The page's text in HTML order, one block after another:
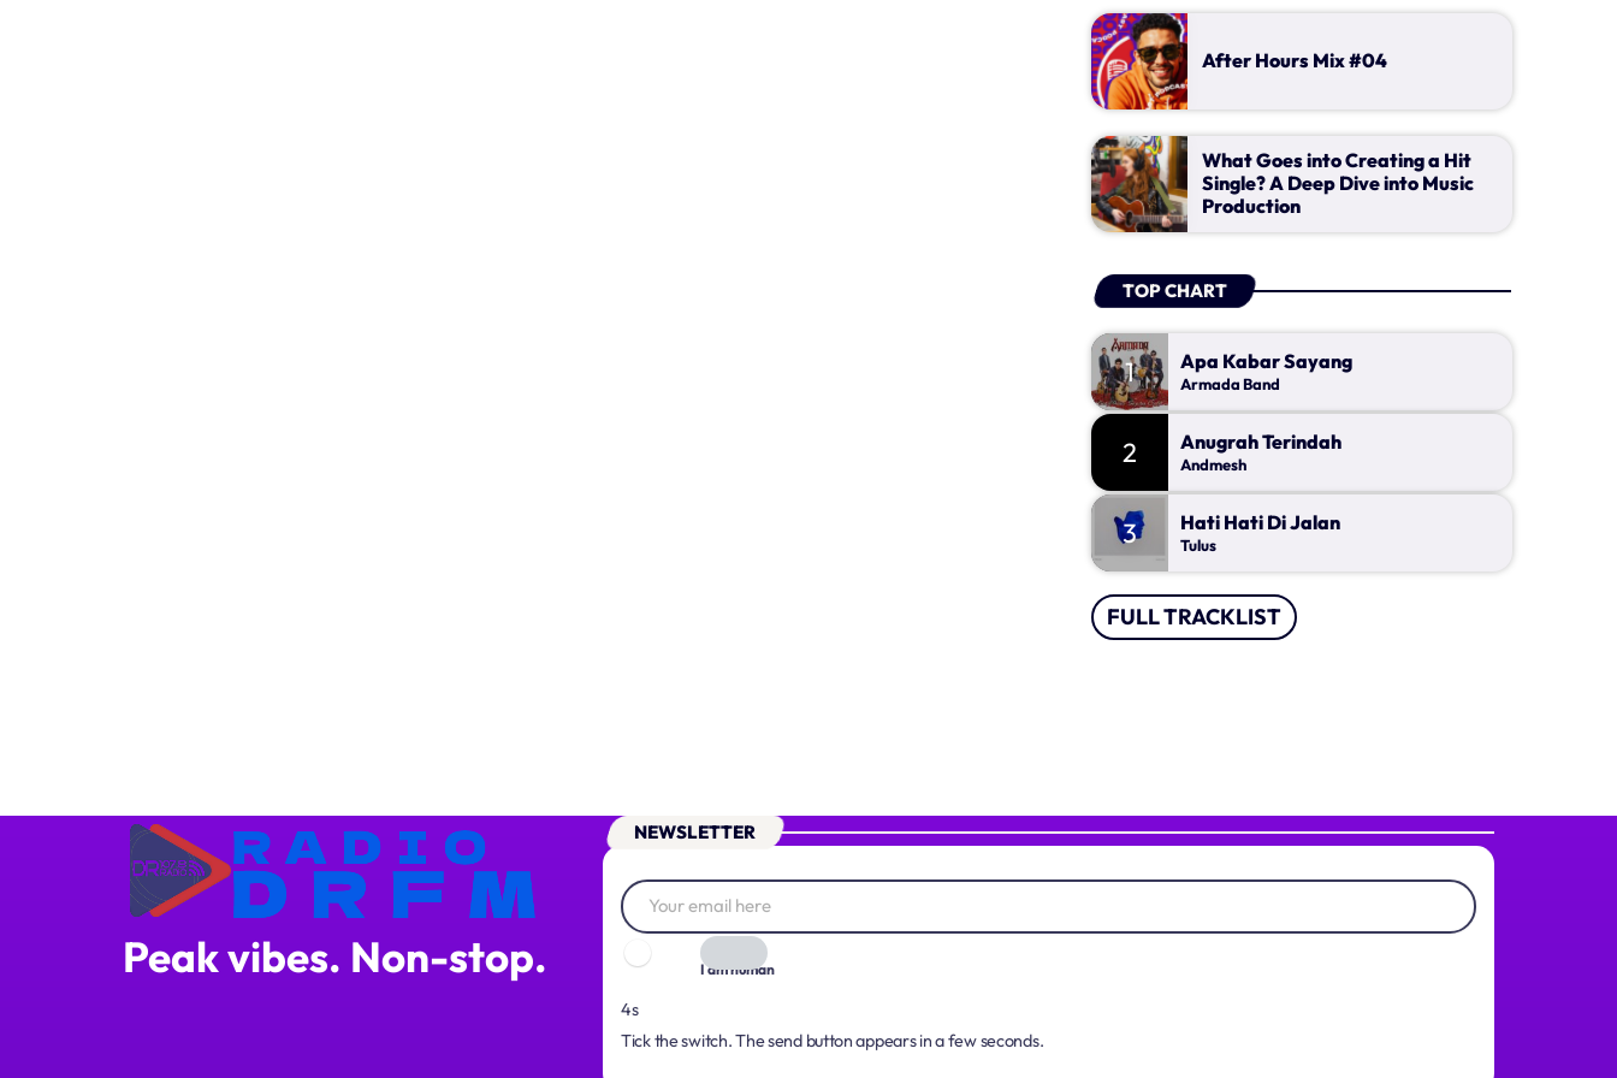
Mendengarkan lagu dangdut memang asyik, maka
jangan biarkan jari dan kaki anda tidak bisa
terkendali terbawa alunan musik dangdut. waktunya
untuk ikutan dengan request atau sekedar kasih
salam untuk teman . wah di jamin kamu seneng deh...
1 Armada Band
2 Anugrah Terindah
Andmesh
3 Hati Hati Di Jalan
Tulus
CATEGORIES
Upcoming shows
Lagu Soneta
With Alfat Asgar
20:00 - 23:00
Presented by Ragil Dwi Utami
04:30 - 11:00
sekedar kasih salam untuk teman . wah di jamin
kamu seneng deh...
After Hours Mix #04
What Goes into Creating a Hit
Single? A Deep Dive into Music
Production
TOP CHART
1 Apa Kabar Sayang
Armada Band
2 Anugrah Terindah
Andmesh
3 Hati Hati Di Jalan
Tulus
FULL TRACKLIST
Peak vibes. Non-stop.
NEWSLETTER
I am human
3s
Tick the switch. The send button appears in a few seconds.